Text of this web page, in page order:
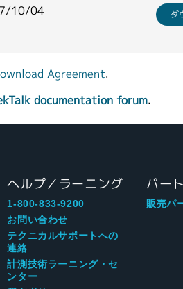
10/04 ダ
Agreement.
documentation forum.
ヘルプ／ラーニング
1-800-833-9200
お問い合わせ
テクニカルサポートへの
連絡
計測技術ラーニング・セ
ンター
パー
販売パ